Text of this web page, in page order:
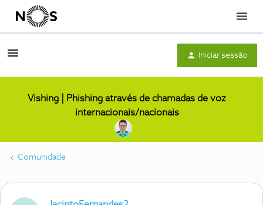
Menu
Iniciar sessão
Vishing | Phishing através de chamadas de voz
internacionais/nacionais
Comunidade